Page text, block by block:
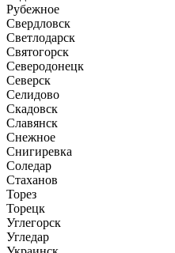
Рубежное
Свердловск
Светлодарск
Святогорск
Северодонецк
Северск
Селидово
Скадовск
Славянск
Снежное
Снигиревка
Соледар
Стаханов
Торез
Торецк
Углегорск
Угледар